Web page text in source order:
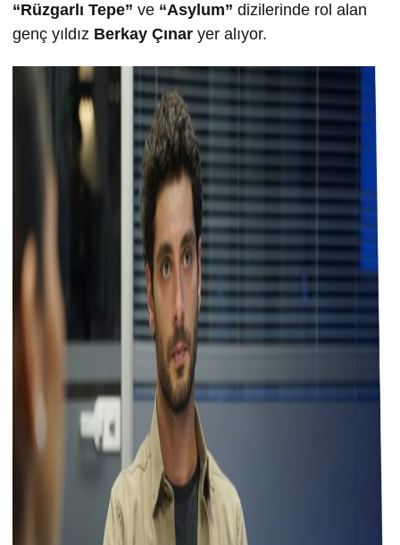
“Rüzgarlı Tepe” ve “Asylum” dizilerinde rol alan
genç yıldız Berkay Çınar yer alıyor.